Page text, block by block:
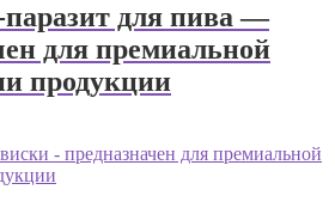
для пива —
для премиальной
продукции